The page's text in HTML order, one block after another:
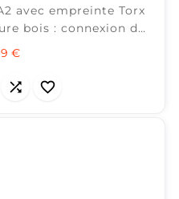
avec empreinte Torx
bois : connexion des
/ Boite 100
€Prix
 